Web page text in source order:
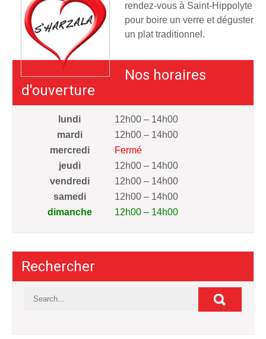
rendez-vous à Saint-Hippolyte
pour boire un verre et déguster
un plat traditionnel.
Nos horaires
d'ouverture
lundi
12h00 – 14h00
mardi
12h00 – 14h00
mercredi
Fermé
jeudi
12h00 – 14h00
vendredi
12h00 – 14h00
samedi
12h00 – 14h00
dimanche
12h00 – 14h00
Rechercher